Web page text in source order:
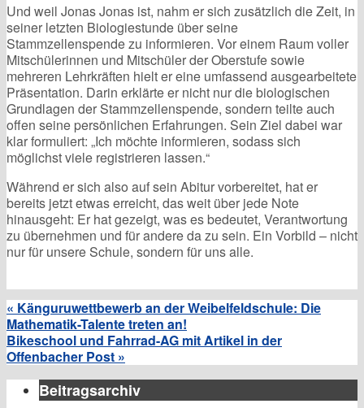
Und weil Jonas Jonas ist, nahm er sich zusätzlich die Zeit, in
seiner letzten Biologiestunde über seine
Stammzellenspende zu informieren. Vor einem Raum voller
Mitschülerinnen und Mitschüler der Oberstufe sowie
mehreren Lehrkräften hielt er eine umfassend ausgearbeitete
Präsentation. Darin erklärte er nicht nur die biologischen
Grundlagen der Stammzellenspende, sondern teilte auch
offen seine persönlichen Erfahrungen. Sein Ziel dabei war
klar formuliert: „Ich möchte informieren, sodass sich
möglichst viele registrieren lassen.“
Während er sich also auf sein Abitur vorbereitet, hat er
bereits jetzt etwas erreicht, das weit über jede Note
hinausgeht: Er hat gezeigt, was es bedeutet, Verantwortung
zu übernehmen und für andere da zu sein. Ein Vorbild – nicht
nur für unsere Schule, sondern für uns alle.
« Känguruwettbewerb an der Weibelfeldschule: Die
Mathematik-Talente treten an!
Bikeschool und Fahrrad-AG mit Artikel in der
Offenbacher Post »
Beitragsarchiv